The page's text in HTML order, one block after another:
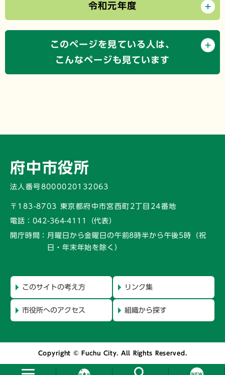
令和元年度
このページを見ている人は、
こんなページも見ています
府中市役所
法人番号8000020132063
〒183-8703 東京都府中市宮西町2丁目24番地
電話： 042-364-4111（代表）
開庁時間： 月曜日から金曜日の午前8時半から午後5時 （祝
日・年末年始を除く）
このサイトの考え方 リンク集
市役所へのアクセス 組織から探す
Copyright © Fuchu City. All Rights Reserved.